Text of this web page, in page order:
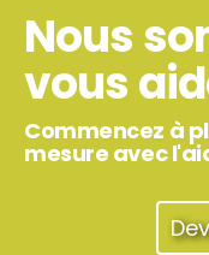
Nous
vous
Commencez à
mesure avec